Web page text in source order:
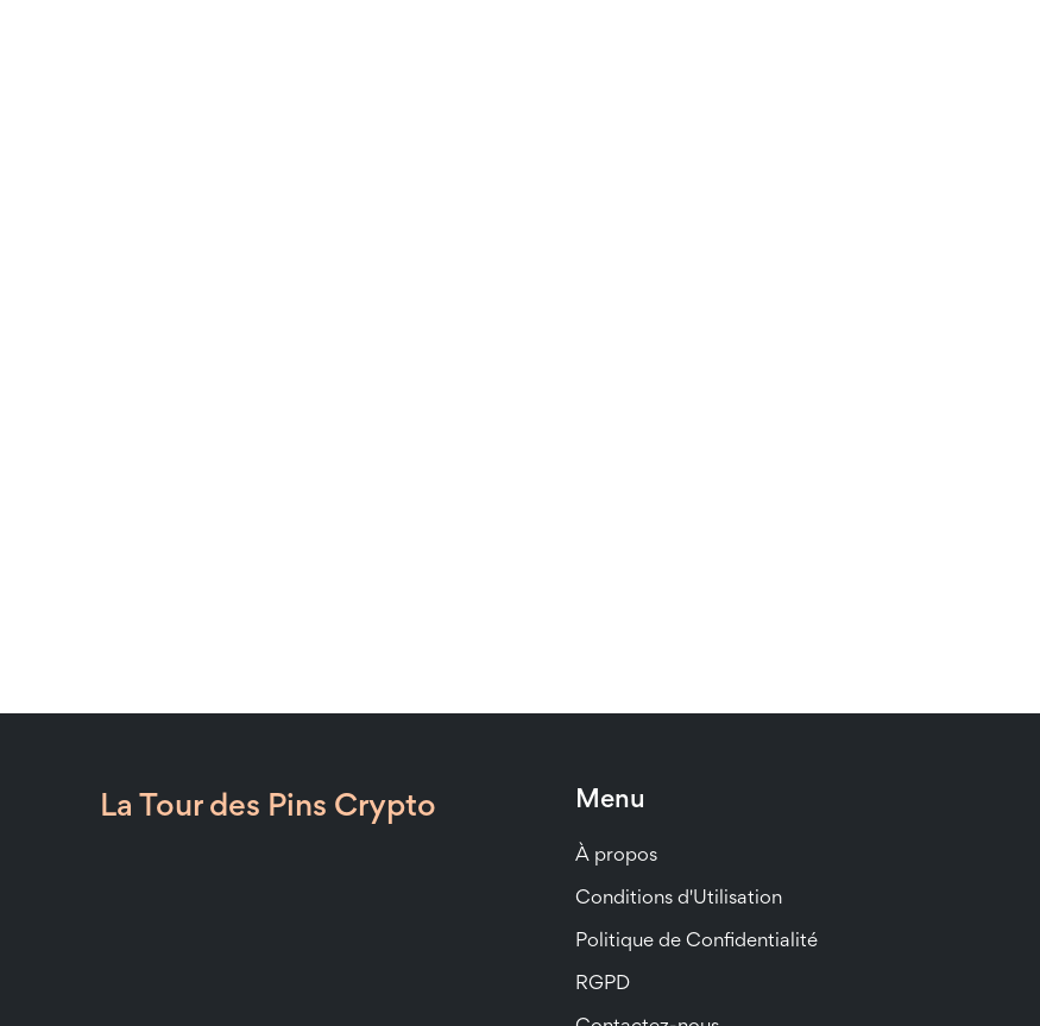
La Tour des Pins Crypto Menu
À propos
Conditions d'Utilisation
Politique de Confidentialité
RGPD